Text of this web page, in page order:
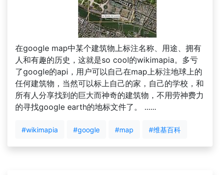
在google map中某个建筑物上标注名称、用途、拥有
人和有趣的历史，这就是so cool的wikimapia。多亏
了google的api，用户可以自己在map上标注地球上的
任何建筑物，当然可以标上自己的家，自己的学校，和
所有人分享找到的巨大而神奇的建筑物，不用劳神费力
的寻找google earth的地标文件了。 ......
#wikimapia #google #map #维基百科